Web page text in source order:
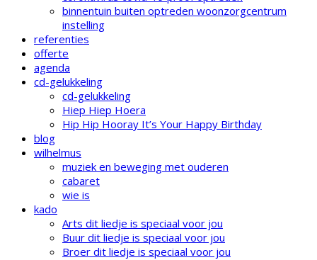
binnentuin buiten optreden woonzorgcentrum
instelling
referenties
offerte
agenda
cd-gelukkeling
cd-gelukkeling
Hiep Hiep Hoera
Hip Hip Hooray It’s Your Happy Birthday
blog
wilhelmus
muziek en beweging met ouderen
cabaret
wie is
kado
Arts dit liedje is speciaal voor jou
Buur dit liedje is speciaal voor jou
Broer dit liedje is speciaal voor jou